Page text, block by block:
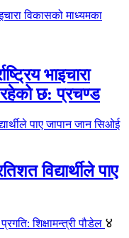
भाइचारा
रहेको छ: प्रचण्ड
विद्यार्थीले पाए
४